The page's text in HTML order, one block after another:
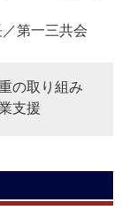
第一三共会
の取り組み
支援